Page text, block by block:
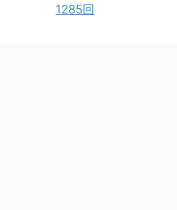
1285回